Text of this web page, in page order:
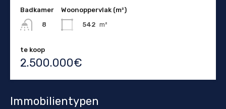
Badkamer
8
Woonoppervlak (m²)
542 m²
te koop
2.500.000€
Immobilientypen